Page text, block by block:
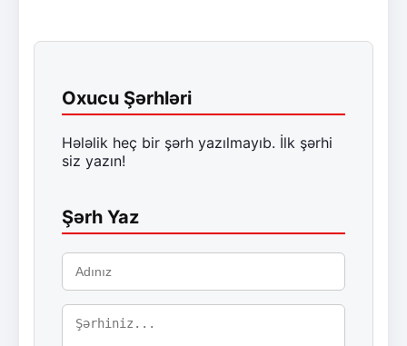
Oxucu Şərhləri
Hələlik heç bir şərh yazılmayıb. İlk şərhi
siz yazın!
Şərh Yaz